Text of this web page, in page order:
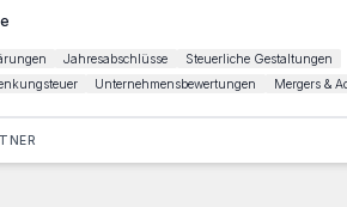
Jahresabschlüsse
Steuerliche Gestaltungen
Unternehmensbewertungen Mergers &